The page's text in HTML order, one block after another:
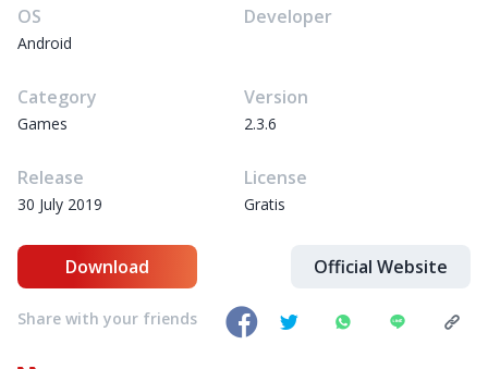
OS
Android
Developer
Category
Games
Version
2.3.6
Release
30 July 2019
License
Gratis
Download Official Website
Share with your friends